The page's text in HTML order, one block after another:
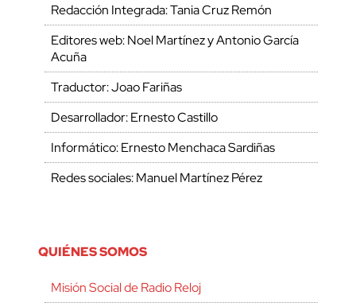
Redacción Integrada: Tania Cruz Remón
Editores web: Noel Martínez y Antonio García
Acuña
Traductor: Joao Fariñas
Desarrollador: Ernesto Castillo
Informático: Ernesto Menchaca Sardiñas
Redes sociales: Manuel Martínez Pérez
QUIÉNES SOMOS
Misión Social de Radio Reloj